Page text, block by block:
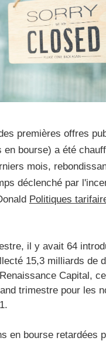
premières offres
en bourse) a été
mois,
déclenché par
Politiques
il y avait 64
15,3 milliards de
Capital,
trimestre pour les
en bourse retardées